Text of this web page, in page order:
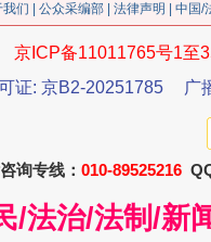
魏明亮
我们 公众采编部 法律声明 | 中国
京ICP备11011765号1至
证: 京B2-20251785
广
询专线： 010-89525216
/法治/法制/新